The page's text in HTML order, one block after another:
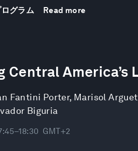
グラム Read more
Central America’s
Fantini Porter, Marisol
Biguria
GMT+2